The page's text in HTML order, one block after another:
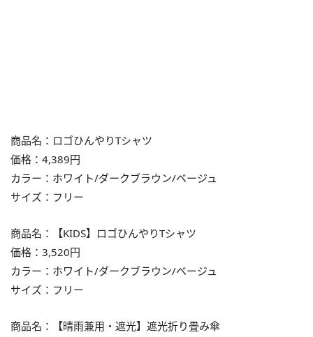
商品名：ロゴひんやりTシャツ
価格：4,389円
カラー：ホワイト/ダークブラウン/ベージュ
サイズ：フリー
商品名：【KIDS】ロゴひんやりTシャツ
価格：3,520円
カラー：ホワイト/ダークブラウン/ベージュ
サイズ：フリー
商品名：【晴雨兼用・遮光】遮光折り畳み傘